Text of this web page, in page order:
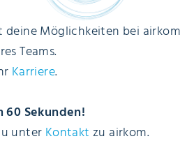
Möglichkeiten bei airkom
Teams.
Karriere.
Sekunden!
unter Kontakt zu airkom.